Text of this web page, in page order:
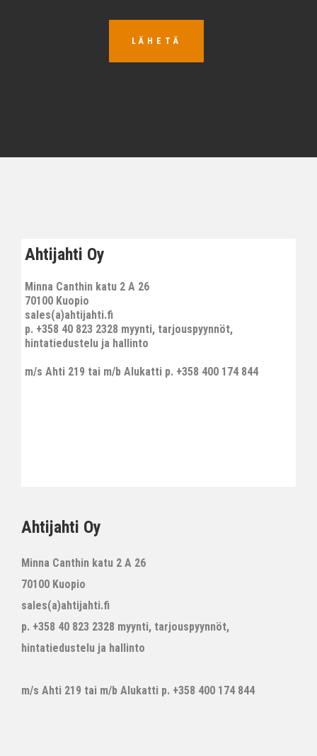
LÄHETÄ
Ahtijahti Oy
Minna Canthin katu 2 A 26
70100 Kuopio
sales(a)ahtijahti.fi
p. +358 40 823 2328 myynti, tarjouspyynnöt,
hintatiedustelu ja hallinto
m/s Ahti 219 tai m/b Alukatti p. +358 400 174 844
Ahtijahti Oy
Minna Canthin katu 2 A 26
70100 Kuopio
sales(a)ahtijahti.fi
p. +358 40 823 2328 myynti, tarjouspyynnöt,
hintatiedustelu ja hallinto
m/s Ahti 219 tai m/b Alukatti p. +358 400 174 844